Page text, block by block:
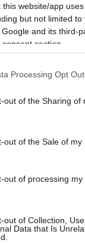
this website/app
but not limited
and its third-
section.
Processing Opt
out of the Sharing of
out of the Sale of my
out of processing
out of Collection,
Data that Is